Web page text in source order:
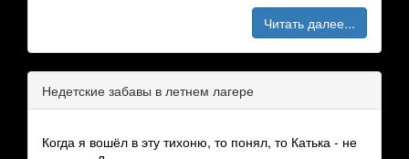
Читать далее...
Недетские забавы в летнем лагере
Когда я вошёл в эту тихоню, то понял, то Катька - не